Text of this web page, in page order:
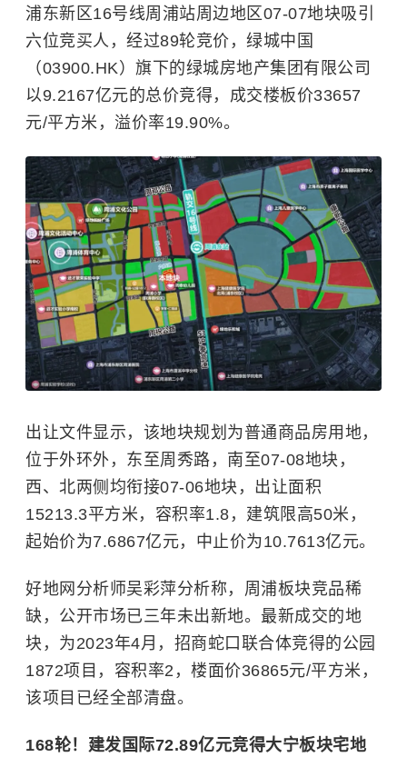
浦东新区16号线周浦站周边地区07-07地块吸引
六位竞买人，经过89轮竞价，绿城中国
（03900.HK）旗下的绿城房地产集团有限公司
以9.2167亿元的总价竞得，成交楼板价33657
元/平方米，溢价率19.90%。
出让文件显示，该地块规划为普通商品房用地，
位于外环外，东至周秀路，南至07-08地块，
西、北两侧均衔接07-06地块，出让面积
15213.3平方米，容积率1.8，建筑限高50米，
起始价为7.6867亿元，中止价为10.7613亿元。
好地网分析师吴彩萍分析称，周浦板块竞品稀
缺，公开市场已三年未出新地。最新成交的地
块，为2023年4月， 招商蛇口 联合体竞得的公园
1872项目，容积率2，楼面价36865元/平方米，
该项目已经全部清盘。
168轮！建发国际72.89亿元竞得大宁板块宅地